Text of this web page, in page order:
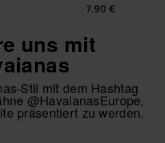
7,90 €
uns mit
Stil mit dem Hashtag
@HavaianasEurope,
präsentiert zu werden.